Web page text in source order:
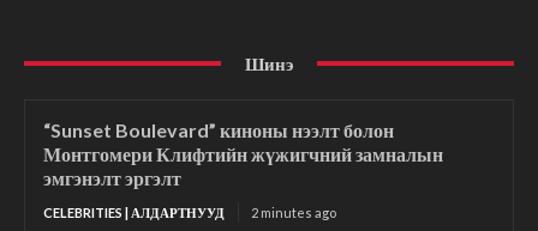
Шинэ
“Sunset Boulevard” киноны нээлт болон
Монтгомери Клифтийн жүжигчний замналын
эмгэнэлт эргэлт
CELEBRITIES | АЛДАРТНУУД 2 minutes ago